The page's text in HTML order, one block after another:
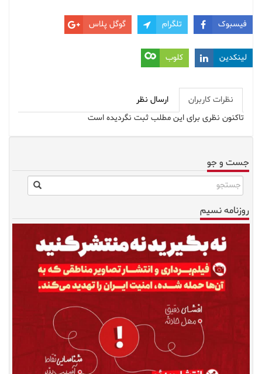
فیسبوک تلگرام گوگل پلاس
لینکدین کلوب
نظرات کاربران
ارسال نظر
تاکنون نظری برای این مطلب ثبت نگردیده است
جست و جو
روزنامه نسیم